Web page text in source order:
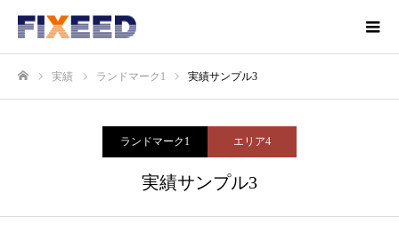
実績 ランドマーク1 実績サンプル3
ランドマーク1 エリア4
実績サンプル3